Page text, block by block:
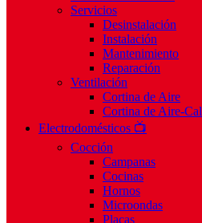
Servicios
Desinstalación
Instalación
Mantenimiento
Reparación
Ventilación
Cortina de Aire
Cortina de Aire-Cal
Electrodomésticos 📺
Cocción
Campanas
Cocinas
Hornos
Microondas
Placas